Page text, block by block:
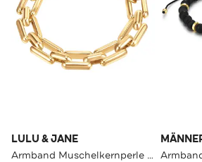
LULU & JANE
Armband Muschelkernperle OneColor